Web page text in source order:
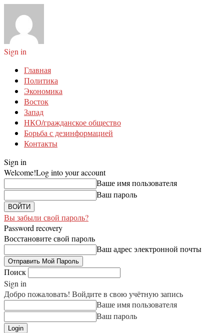
Sign in
Главная
Политика
Экономика
Восток
Запад
НКО/гражданское общество
Борьба с дезинформацией
Контакты
Sign in
Welcome!Log into your account
Ваше имя пользователя
Ваш пароль
Вы забыли свой пароль?
Password recovery
Восстановите свой пароль
Ваш адрес электронной почты
Поиск
Sign in
Добро пожаловать! Войдите в свою учётную запись
Ваше имя пользователя
Ваш пароль